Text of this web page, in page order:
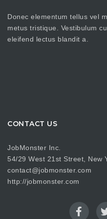
Donec elementum tellus vel
metus tristique. Vestibulum
eleifend lectus blandit a.
CONTACT US
JobMonster Inc.
54/29 West 21st Street, New
contact@jobmonster.com
http://jobmonster.com